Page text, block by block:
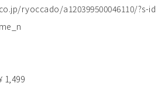
ryoccado/a120399500046110/?s-id
1,499